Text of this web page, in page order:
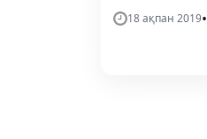
18 ақпан 2019•